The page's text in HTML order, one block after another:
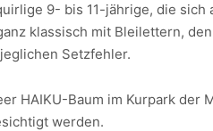
9- bis 11-jährige, die
klassisch mit Bleilettern,
Setzfehler.
HAIKU-Baum im Kurpark der
werden.